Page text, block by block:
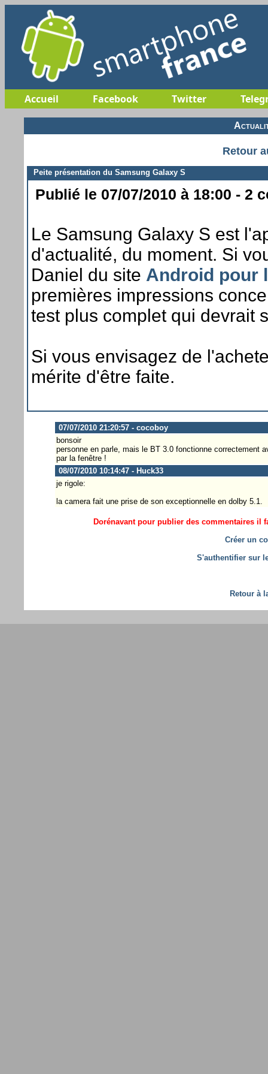
Accueil Facebook Twitter
Retour
Peite présentation du Samsung Galaxy S
Publié le 07/07/2010 à 18:00 - 2
Le Samsung Galaxy S est
d'actualité, du moment. Si
Daniel du site Android pour
premières impressions
test plus complet qui devrait
Si vous envisagez de
mérite d'être faite.
07/07/2010 21:20:57 - cocoboy
bonsoir
personne en parle, mais le BT 3.0 fonctionne correctement
par la fenêtre !
08/07/2010 10:14:47 - Huck33
je rigole:
la camera fait une prise de son exceptionnelle en dolby 5.1.
Dorénavant pour publier des commentaires il
Créer un
S'authentifier sur
Retour à